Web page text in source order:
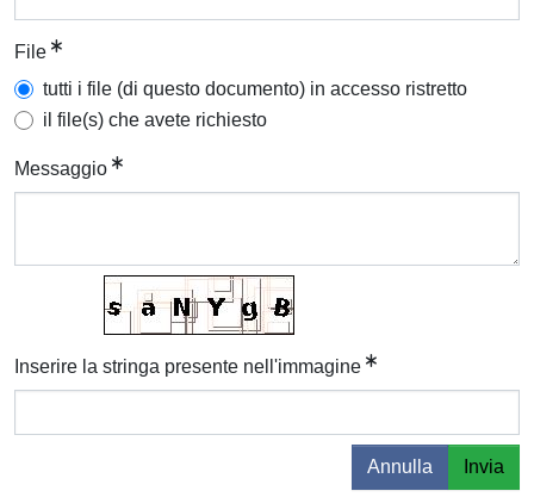
File
tutti i file (di questo documento) in accesso ristretto
il file(s) che avete richiesto
Messaggio
Inserire la stringa presente nell'immagine
Annulla Invia